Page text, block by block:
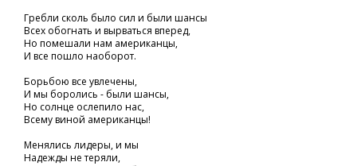
Гребли сколь было сил и были шансы
Всех обогнать и вырваться вперед,
Но помешали нам американцы,
И все пошло наоборот.
Борьбою все увлечены,
И мы боролись - были шансы,
Но солнце ослепило нас,
Всему виной американцы!
Менялись лидеры, и мы
Надежды не теряли,